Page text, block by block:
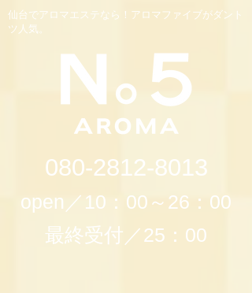
仙台でアロマエステなら！アロマファイブがダント
ツ人気。
080-2812-8013
open／10：00～26：00
最終受付／25：00